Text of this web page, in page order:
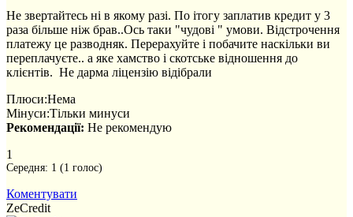
Не звертайтесь ні в якому разі. По ітогу заплатив кредит у 3
раза більше ніж брав..Ось таки "чудові " умови. Відстрочення
платежу це разводняк. Перерахуйте і побачите наскільки ви
переплачуєте.. а яке хамство і скотське відношення до
клієнтів. Не дарма ліцензію відібрали
Плюси:Нема
Мінуси:Тільки минуси
Рекомендації: Не рекомендую
1
Середня: 1 (1 голос)
Коментувати
ZeCredit